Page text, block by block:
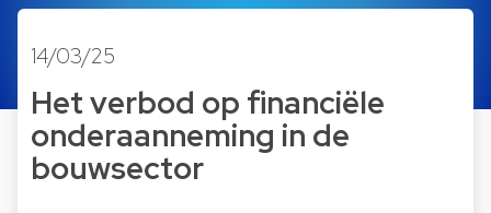
14/03/25
Het verbod op financiële
onderaanneming in de
bouwsector